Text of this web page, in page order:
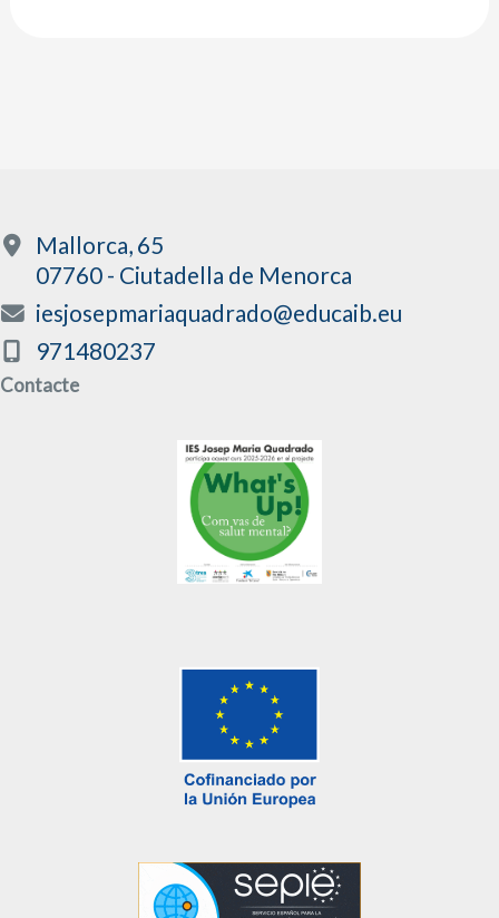
Mallorca, 65
07760 - Ciutadella de Menorca
iesjosepmariaquadrado@educaib.eu
971480237
Contacte